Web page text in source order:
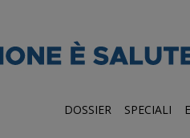
DOSSIER SPECIALI